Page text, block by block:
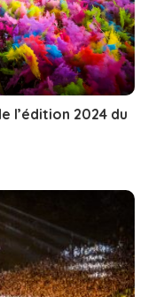
l’édition 2024 du